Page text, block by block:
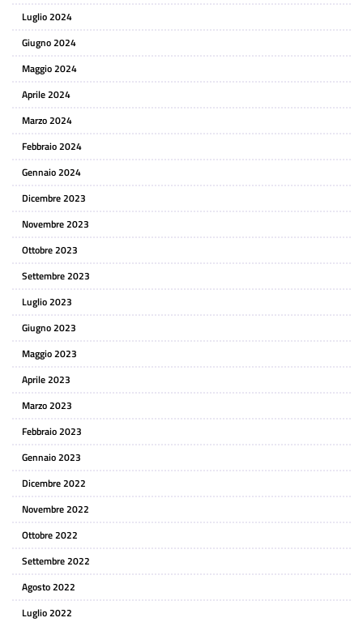
Luglio 2024
Giugno 2024
Maggio 2024
Aprile 2024
Marzo 2024
Febbraio 2024
Gennaio 2024
Dicembre 2023
Novembre 2023
Ottobre 2023
Settembre 2023
Luglio 2023
Giugno 2023
Maggio 2023
Aprile 2023
Marzo 2023
Febbraio 2023
Gennaio 2023
Dicembre 2022
Novembre 2022
Ottobre 2022
Settembre 2022
Agosto 2022
Luglio 2022